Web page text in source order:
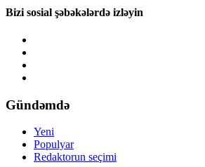
Bizi sosial şəbəkələrdə izləyin
Gündəmdə
Yeni
Populyar
Redaktorun seçimi